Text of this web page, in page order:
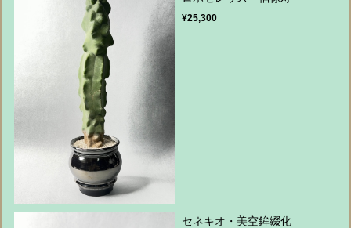
¥25,300
セネキオ・美空鉾綴化